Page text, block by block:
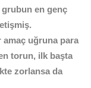
grubun en genç
uğruna para
torun, ilk başta
zorlansa da